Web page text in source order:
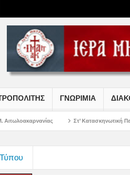
ΓΝΩΡΙΜΙΑ
Στ’ Κατασκηνωτική Περίοδος Κοριτσιών